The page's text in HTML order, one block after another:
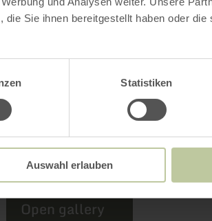
Sie ihnen bereitgestellt haben oder
Statistiken
Auswahl erlauben
Open gallery